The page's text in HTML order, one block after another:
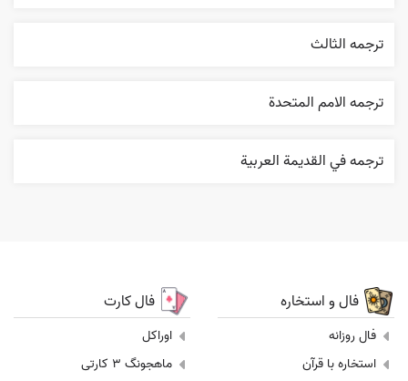
ترجمه الثالث
ترجمه الامم المتحدة
ترجمه في القديمة العربية
فال و استخاره
فال روزانه
استخاره با قرآن
فال کارت
اوراکل
ماهجونگ 3 کارتی